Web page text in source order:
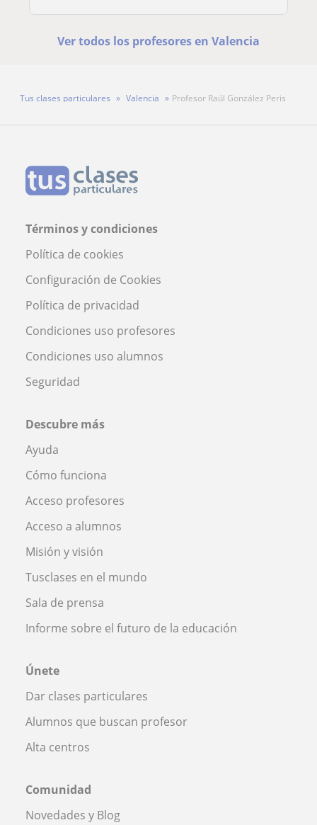
Ver todos los profesores en Valencia
Tus clases particulares Valencia Profesor Raúl González Peris
Términos y condiciones
Política de cookies
Configuración de Cookies
Política de privacidad
Condiciones uso profesores
Condiciones uso alumnos
Seguridad
Descubre más
Ayuda
Cómo funciona
Acceso profesores
Acceso a alumnos
Misión y visión
Tusclases en el mundo
Sala de prensa
Informe sobre el futuro de la educación
Únete
Dar clases particulares
Alumnos que buscan profesor
Alta centros
Comunidad
Novedades y Blog